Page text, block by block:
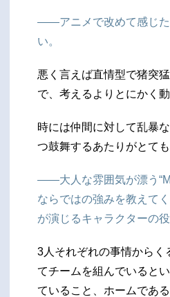
――アニメで改めて感じた
い。
悪く言えば直情型で猪突
で、考えるよりとにかく動
時には仲間に対して乱暴
つ鼓舞するあたりがとて
――大人な雰囲気が漂う
ならではの強みを教えて
が演じるキャラクターの
3人それぞれの事情からく
てチームを組んでいると
ていること、ホームであ